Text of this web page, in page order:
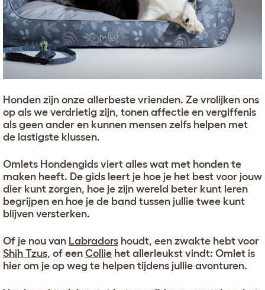
Honden zijn onze allerbeste vrienden. Ze vrolijken ons
op als we verdrietig zijn, tonen affectie en vergiffenis
als geen ander en kunnen mensen zelfs helpen met
de lastigste klussen.
Omlets Hondengids viert alles wat met honden te
maken heeft. De gids leert je hoe je het best voor jouw
dier kunt zorgen, hoe je zijn wereld beter kunt leren
begrijpen en hoe je de band tussen jullie twee kunt
blijven versterken.
Of je nou van Labradors houdt, een zwakte hebt voor
Shih Tzus, of een Collie het allerleukst vindt: Omlet is
hier om je op weg te helpen tijdens jullie avonturen.